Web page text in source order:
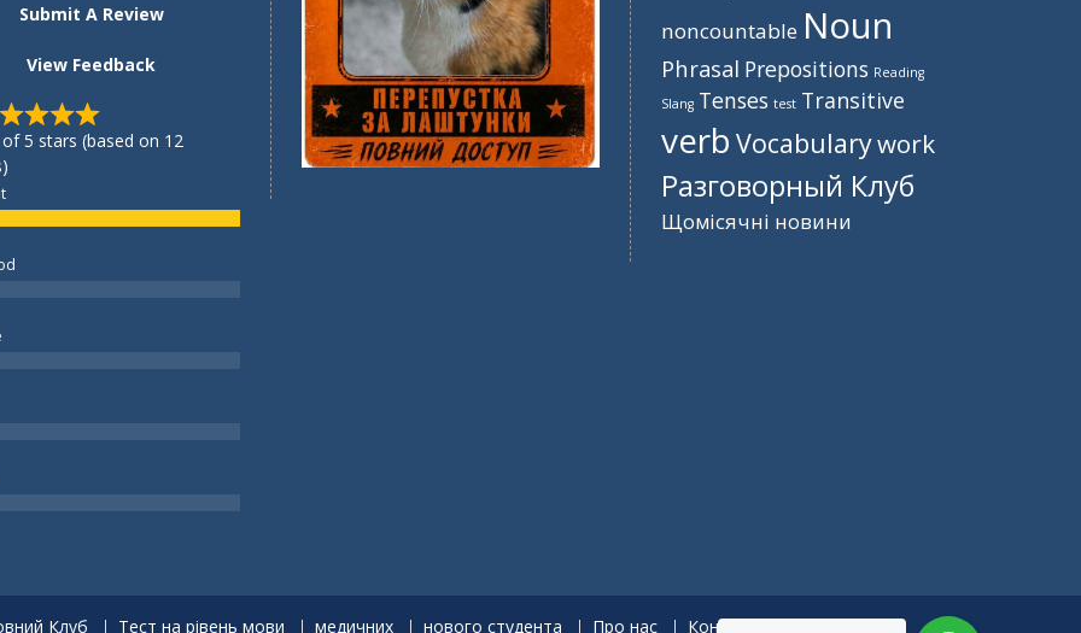
Submit A Review
View Feedback
5 stars (based on 12
noncountable Noun
Phrasal Prepositions Reading
Slang Tenses test Transitive
verb Vocabularywork
Разговорный Клуб
Щомісячні новини
Клуб Тест на рівень мови медичних нового студента Про нас Контакти